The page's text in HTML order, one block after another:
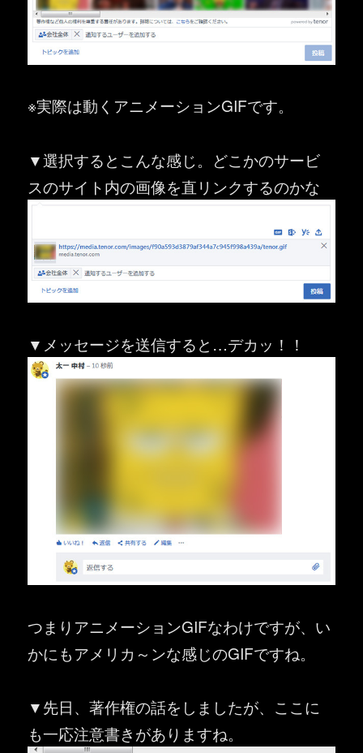
※実際は動くアニメーションGIFです。
▼選択するとこんな感じ。どこかのサービ
スのサイト内の画像を直リンクするのかな
▼メッセージを送信すると…デカッ！！
つまりアニメーションGIFなわけですが、い
かにもアメリカ～ンな感じのGIFですね。
▼先日、著作権の話をしましたが、ここに
も一応注意書きがありますね。